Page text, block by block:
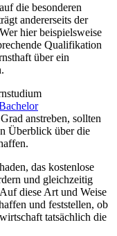
die besonderen
andererseits der
hier beispielsweise
Qualifikation
über ein
anstreben, sollten
Überblick über die
das kostenlose
und gleichzeitig
diese Art und Weise
und feststellen, ob
tatsächlich die